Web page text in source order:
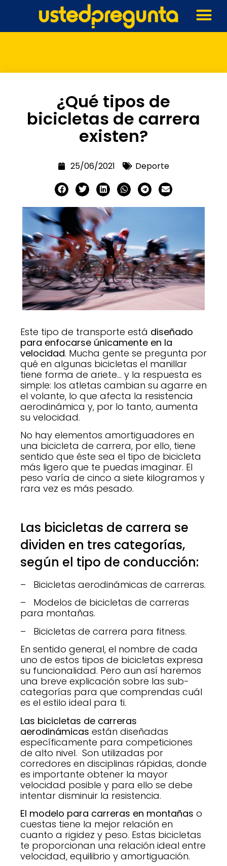
¿Qué tipos de
bicicletas de carrera
existen?
25/06/2021 Deporte
Este tipo de transporte está diseñado
para enfocarse únicamente en la
velocidad. Mucha gente se pregunta por
qué en algunas bicicletas el manillar
tiene forma de ariete… y la respuesta es
simple: los atletas cambian su agarre en
el volante, lo que afecta la resistencia
aerodinámica y, por lo tanto, aumenta
su velocidad.
No hay elementos amortiguadores en
una bicicleta de carrera, por ello, tiene
sentido que éste sea el tipo de bicicleta
más ligero que te puedas imaginar. El
peso varía de cinco a siete kilogramos y
rara vez es más pesado.
Las bicicletas de carrera se
dividen en tres categorías,
según el tipo de conducción:
– Bicicletas aerodinámicas de carreras.
– Modelos de bicicletas de carreras
para montañas.
– Bicicletas de carrera para fitness.
En sentido general, el nombre de cada
uno de estos tipos de bicicletas expresa
su funcionalidad. Pero aun así haremos
una breve explicación sobre las sub-
categorías para que comprendas cuál
es el estilo ideal para ti.
Las bicicletas de carreras
aerodinámicas están diseñadas
específicamente para competiciones
de alto nivel. Son utilizadas por
corredores en disciplinas rápidas, donde
es importante obtener la mayor
velocidad posible y para ello se debe
intentar disminuir la resistencia.
El modelo para carreras en montañas o
cuestas tiene la mejor relación en
cuanto a rigidez y peso. Estas bicicletas
te proporcionan una relación ideal entre
velocidad, equilibrio y amortiguación.